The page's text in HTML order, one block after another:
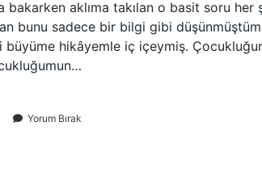
bakarken aklıma takılan o basit soru
bunu sadece bir bilgi gibi
büyüme hikâyemle iç içeymiş.
Yorum Bırak